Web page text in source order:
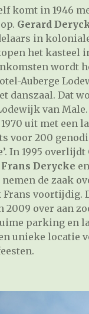
komt in 1946
Gerard
in
het kasteel
wordt
Auberge
danszaal. Dat
van
uit met een
voor 200
In 1995 overlijdt
Frans Derycke
nemen de zaak
voortijdig.
2009 over aan
parking en
unieke locatie